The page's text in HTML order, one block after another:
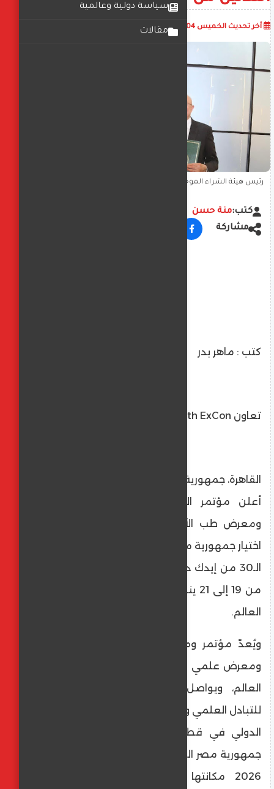
سياسة دولية وعالمية
مقالات أخر تحديث الخميس 04 ديسمبر 2025
رئيس هيئة الشراء الموحّد يشهد اختيار جمهورية مصر العربية ضيف
كتب:منة حسن
مشاركة
كتب : ماهر بدر
تعاون Africa Health ExCon يثمر،
أعلن مؤتمر الإمارات الدولي لطب الأسنان
ومعرض طب الأسنان العربي (إيدك دبي) عن
اختيار جمهورية مصر العربية ضيف الشرف للدورة
الـ30 من إيدك دبي، والمقرر عقدها خلال الفترة
العالم.
ويُعدّ مؤتمر ومعرض إيدك دبي أكبر مؤتمر
ومعرض علمي دولي سنوي لطب الأسنان في
العالم، ويواصل ترسيخ دوره كمنصة رائدة
للتبادل العلمي والتطوير المهني وتعزيز التعاون
الدولي في قطاع طب الأسنان. ويؤكد اختيار
جمهورية مصر العربية ضيف الشرف لدورة العام
2026 مكانتها البارزة في القطاع الصحي